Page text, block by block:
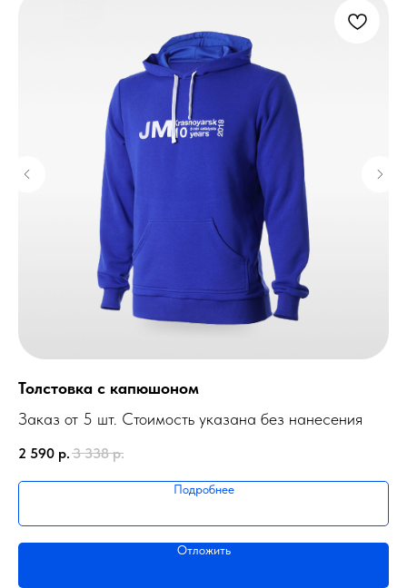
Толстовка с капюшоном
Заказ от 5 шт. Стоимость указана без нанесения
2 590 р. 3 338 р.
Подробнее
Отложить